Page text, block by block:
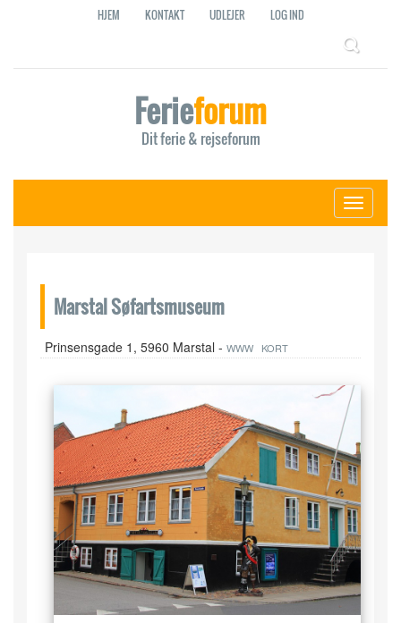
HJEM KONTAKT UDLEJER LOG IND
Ferieforum
Dit ferie & rejseforum
Toggle
Marstal Søfartsmuseum
Prinsensgade 1, 5960 Marstal - WWW KORT